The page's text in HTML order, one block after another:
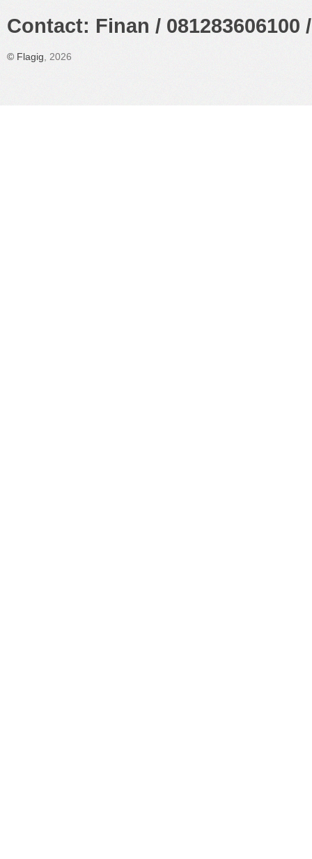
Contact: Finan /
© Flagig , 2026